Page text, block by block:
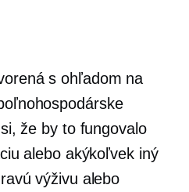
s ohľadom na
že by to fungovalo
alebo akýkoľvek iný
výživu alebo